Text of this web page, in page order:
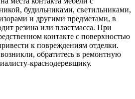
будильниками, светильниками,
и другими предметами, в
резина или пластмасса. При
контакте с поверхностью
к повреждениям отделки.
обратитесь в ремонтную
краснодеревщику.